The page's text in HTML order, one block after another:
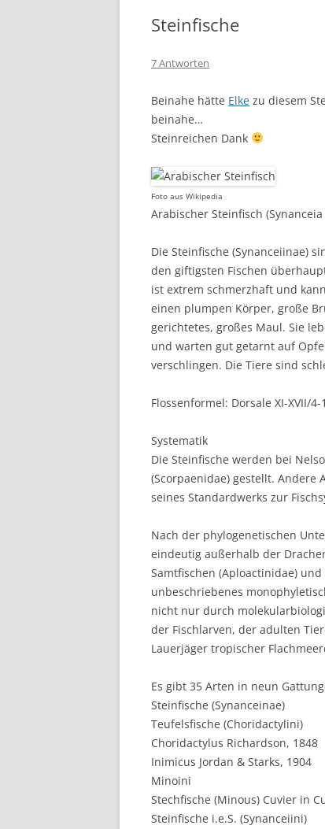
Steinfische
7 Antworten
Beinahe hätte Elke zu diesem
beinahe…
Steinreichen Dank
Foto aus Wikipedia
Arabischer Steinfisch
Die Steinfische (Synanceiinae)
den giftigsten Fischen
ist extrem schmerzhaft und
einen plumpen Körper, große
gerichtetes, großes Maul. Sie
und warten gut getarnt auf
verschlingen. Die Tiere sind
Flossenformel: Dorsale XI-XVII/
Systematik
Die Steinfische werden bei
(Scorpaenidae) gestellt. Andere
seines Standardwerks zur
Nach der phylogenetischen
eindeutig außerhalb der
Samtfischen (Aploactinidae)
unbeschriebenes
nicht nur durch
der Fischlarven, der adulten
Lauerjäger tropischer
Es gibt 35 Arten in neun
Steinfische (Synanceinae)
Teufelsfische (Choridactylini)
Choridactylus Richardson, 1848
Inimicus Jordan & Starks, 1904
Minoini
Stechfische (Minous) Cuvier in
Steinfische i.e.S. (Synanceiini)